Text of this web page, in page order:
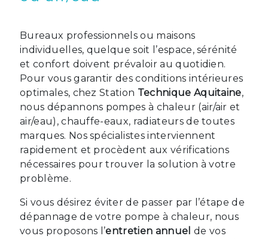
Bureaux professionnels ou maisons
individuelles, quelque soit l’espace, sérénité
et confort doivent prévaloir au quotidien.
Pour vous garantir des conditions intérieures
optimales, chez Station Technique Aquitaine,
nous dépannons pompes à chaleur (air/air et
air/eau), chauffe-eaux, radiateurs de toutes
marques. Nos spécialistes interviennent
rapidement et procèdent aux vérifications
nécessaires pour trouver la solution à votre
problème.
Si vous désirez éviter de passer par l’étape de
dépannage de votre pompe à chaleur, nous
vous proposons l’entretien annuel de vos